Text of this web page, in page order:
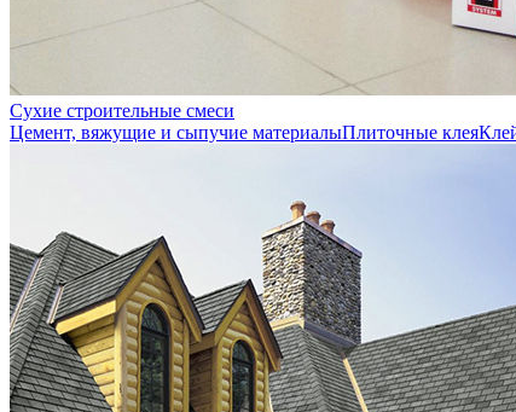
Сухие строительные смеси
Цемент, вяжущие и сыпучие материалыПлиточные клея